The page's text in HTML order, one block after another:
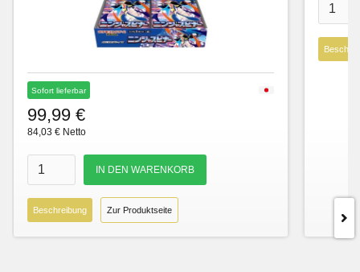
Sofort lieferbar
99,99 €
84,03 € Netto
Beschreibung Zur Produktseite